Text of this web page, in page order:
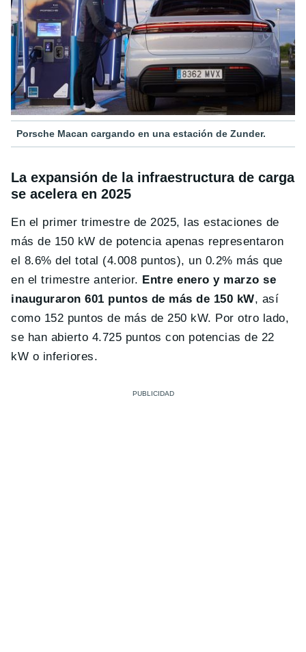
Porsche Macan cargando en una estación de Zunder.
La expansión de la infraestructura de carga
se acelera en 2025
En el primer trimestre de 2025, las estaciones de
más de 150 kW de potencia apenas representaron
el 8.6% del total (4.008 puntos), un 0.2% más que
en el trimestre anterior. Entre enero y marzo se
inauguraron 601 puntos de más de 150 kW, así
como 152 puntos de más de 250 kW. Por otro lado,
se han abierto 4.725 puntos con potencias de 22
kW o inferiores.